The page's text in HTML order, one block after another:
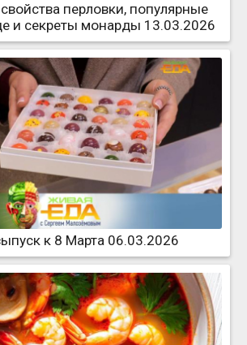
перловки, популярные
и секреты монарды 13.03.2026
к 8 Марта 06.03.2026